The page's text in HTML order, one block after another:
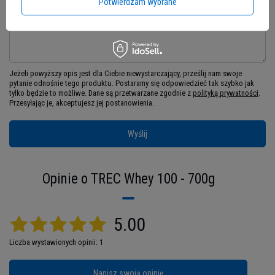
WPC - Whey Protein Concentrate
niewielka ilość węglowodanów i tłuszczów, a za
to bardzo duża zawartość białka. Dzięki temu
doskonale sprawdzą się jako suplementy, aby
łatwiej nabrać suchą masę mięśniową. Co bardzo
ważne, produkty WPC, takie jak Whey 100,
charakteryzuje też średni czas wchłaniania w
organizmie. Jest to tak ważne ponieważ proces
Jeżeli powyższy opis jest dla Ciebie niewystarczający, prześlij nam swoje
pytanie odnośnie tego produktu. Postaramy się odpowiedzieć tak szybko jak
tylko będzie to możliwe. Dane są przetwarzane zgodnie z polityką prywatności
Przesyłając je, akceptujesz jej postanowienia.
Wyślij
Opinie o TREC Whey 100 - 700g
5.00
Liczba wystawionych opinii: 1